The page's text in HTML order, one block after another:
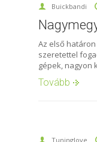
Buickbandi
Az első
szeretettel
gépek, nagyon
Tovább
Tuninglove